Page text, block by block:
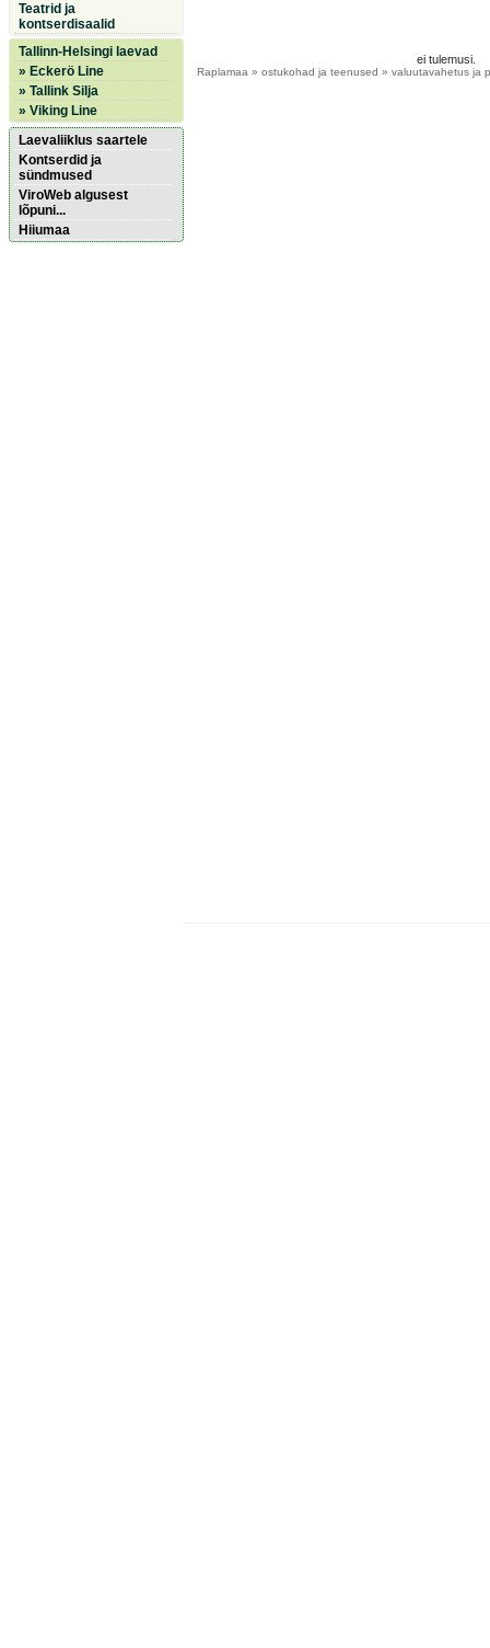
Teatrid ja
kontserdisaalid
Tallinn-Helsingi laevad
» Eckerö Line
» Tallink Silja
» Viking Line
Laevaliiklus saartele
Kontserdid ja
sündmused
ViroWeb algusest
lõpuni...
Hiiumaa
ei tulemusi.
Raplamaa » ostukohad ja teenused » valuutavahetus ja